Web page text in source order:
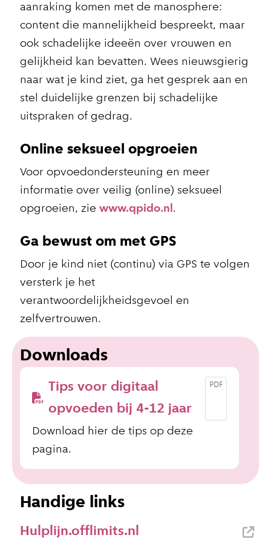
aanraking komen met de manosphere:
content die mannelijkheid bespreekt, maar
ook schadelijke ideeën over vrouwen en
gelijkheid kan bevatten. Wees nieuwsgierig
naar wat je kind ziet, ga het gesprek aan en
stel duidelijke grenzen bij schadelijke
uitspraken of gedrag.
Online seksueel opgroeien
Voor opvoedondersteuning en meer
informatie over veilig (online) seksueel
opgroeien, ziewww.qpido.nl .
Ga bewust om met GPS
Door je kind niet (continu) via GPS te volgen
versterk je het
verantwoordelijkheidsgevoel en
zelfvertrouwen.
Downloads
Tips voor digitaal
opvoeden bij 4-12 jaar
PDF
Download hier de tips op deze
pagina.
Handige links
Hulplijn.offlimits.nl